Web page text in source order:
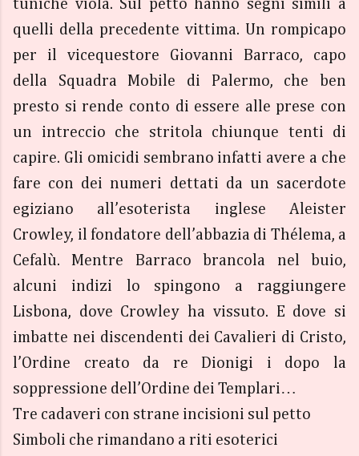
tuniche viola. Sul petto hanno segni simili a
quelli della precedente vittima. Un rompicapo
per il vicequestore Giovanni Barraco, capo
della Squadra Mobile di Palermo, che ben
presto si rende conto di essere alle prese con
un intreccio che stritola chiunque tenti di
capire. Gli omicidi sembrano infatti avere a che
fare con dei numeri dettati da un sacerdote
egiziano all’esoterista inglese Aleister
Crowley, il fondatore dell’abbazia di Thélema, a
Cefalù. Mentre Barraco brancola nel buio,
alcuni indizi lo spingono a raggiungere
Lisbona, dove Crowley ha vissuto. E dove si
imbatte nei discendenti dei Cavalieri di Cristo,
l’Ordine creato da re Dionigi i dopo la
soppressione dell’Ordine dei Templari…
Tre cadaveri con strane incisioni sul petto
Simboli che rimandano a riti esoterici